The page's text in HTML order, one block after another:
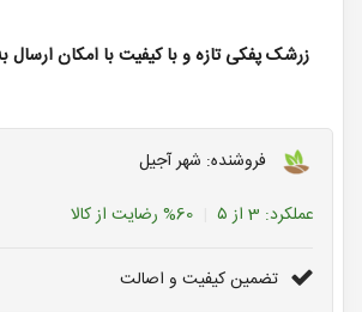
زرشک پفکی تازه و با کیفیت با امکان ارسال
فروشنده: شهر آجیل
عملکرد: 3 از ۵ 60% رضایت از کالا
تضمین کیفیت و اصالت